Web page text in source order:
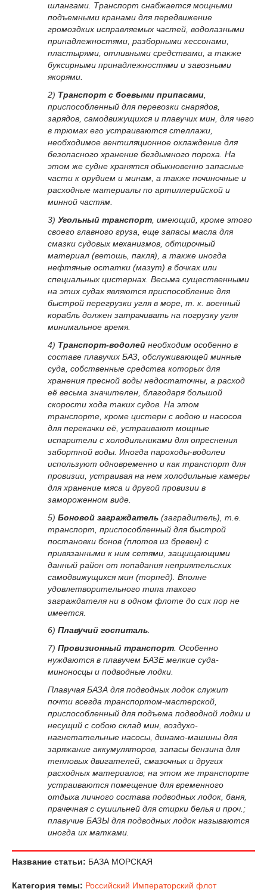
шлангами. Транспорт снабжается мощными
подъемными кранами для передвижение
громоздких исправляемых частей, водолазными
принадлежностями, разборными кессонами,
пластырями, отливными средствами, а также
буксирными принадлежностями и завозными
якорями.
2) Транспорт с боевыми припасами
приспособленный для перевозки снарядов,
зарядов, самодвижущихся и плавучих мин, для чего
в трюмах его устраиваются стеллажи,
необходимое вентиляционное охлаждение для
безопасного хранение бездымного пороха. На
этом же судне хранятся обыкновенно запасные
части к орудием и минам, а также починочные и
расходные материалы по артиллерийской и
минной частям.
3) Угольный транспорт , имеющий, кроме этого
своего главного груза, еще запасы масла для
смазки судовых механизмов, обтирочный
материал (ветошь, пакля), а также иногда
нефтяные остатки (мазут) в бочках или
специальных цистернах. Весьма существенными
на этих судах являются приспособление для
быстрой перегрузки угля в море, т. к. военный
корабль должен затрачивать на погрузку угля
минимальное время.
4) Транспорт-водолей необходим особенно в
составе плавучих БАЗ, обслуживающей минные
суда, собственные средства которых для
хранения пресной воды недостаточны, а расход
её весьма значителен, благодаря большой
скорости хода таких судов. На этом
транспорте, кроме цистерн с водою и насосов
для перекачки её, устраивают мощные
испарители с холодильниками для опреснения
забортной воды. Иногда пароходы-водолеи
используют одновременно и как транспорт для
провизии, устраивая на нем холодильные камеры
для хранение мяса и другой провизии в
замороженном виде.
5) Боновой заграждатель (заградитель), т.е.
транспорт, приспособленный для быстрой
постановки бонов (плотов из бревен) с
привязанными к ним сетями, защищающими
данный район от попадания неприятельских
самодвижущихся мин (торпед). Вполне
удовлетворительного типа такого
заграждателя ни в одном флоте до сих пор не
имеется.
6) Плавучий госпиталь.
7) Провизионный транспорт . Особенно
нуждаются в плавучем БАЗЕ мелкие суда-
миноносцы и подводные лодки.
Плавучая БАЗА для подводных лодок служит
почти всегда транспортом-мастерской,
приспособленный для подъема подводной лодки и
несущий с собою склад мин, воздухо-
нагнетательные насосы, динамо-машины для
заряжание аккумуляторов, запасы бензина для
тепловых двигателей, смазочных и других
расходных материалов; на этом же транспорте
устраиваются помещение для временного
отдыха личного состава подводных лодок, баня,
прачечная с сушильней для стирки белья и проч.;
плавучие БАЗЫ для подводных лодок называются
иногда их матками.
Название статьи: БАЗА МОРСКАЯ
Категория темы: Российский Императорский флот